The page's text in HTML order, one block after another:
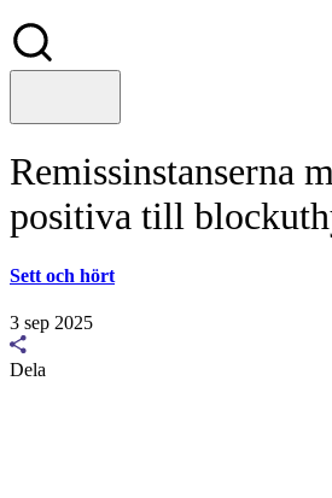
Remissinstanserna
positiva till
Sett och hört
3 sep 2025
Dela